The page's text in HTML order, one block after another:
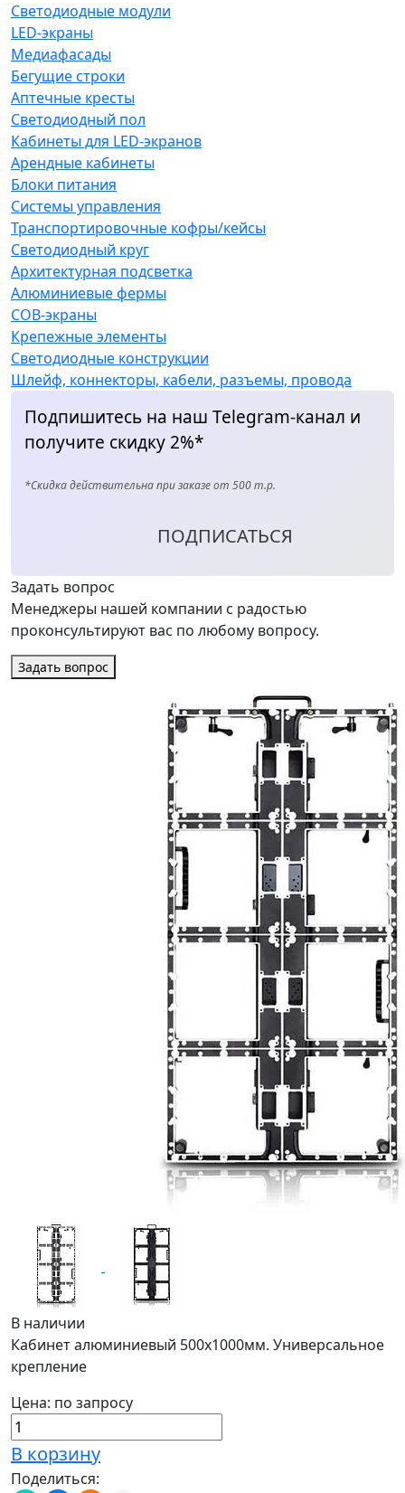
Светодиодные модули
LED-экраны
Медиафасады
Бегущие строки
Аптечные кресты
Светодиодный пол
Кабинеты для LED-экранов
Арендные кабинеты
Блоки питания
Системы управления
Транспортировочные кофры/кейсы
Светодиодный круг
Архитектурная подсветка
Алюминиевые фермы
COB-экраны
Крепежные элементы
Светодиодные конструкции
Шлейф, коннекторы, кабели, разъемы, провода
Подпишитесь на наш Telegram-канал и
получите скидку 2%*
*Скидка действительна при заказе от 500 т.р.
ПОДПИСАТЬСЯ
Задать вопрос
Менеджеры нашей компании с радостью
проконсультируют вас по любому вопросу.
Задать вопрос
В наличии
Кабинет алюминиевый 500х1000мм. Универсальное
крепление
Цена: по запросу
В корзину
Поделиться: